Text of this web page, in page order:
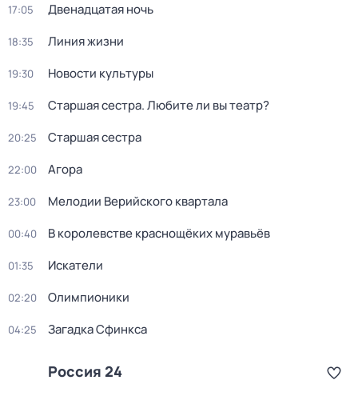
17:05 Двенадцатая ночь
18:35 Линия жизни
19:30 Новости культуры
19:45 Старшая сестра. Любите ли вы театр?
20:25 Старшая сестра
22:00 Агора
23:00 Мелодии Верийского квартала
00:40 В королевстве краснощёких муравьёв
01:35 Искатели
02:20 Олимпионики
04:25 Загадка Сфинкса
Россия 24